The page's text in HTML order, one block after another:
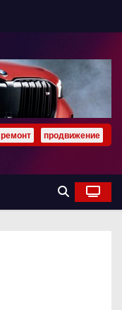
ремонт продвижение